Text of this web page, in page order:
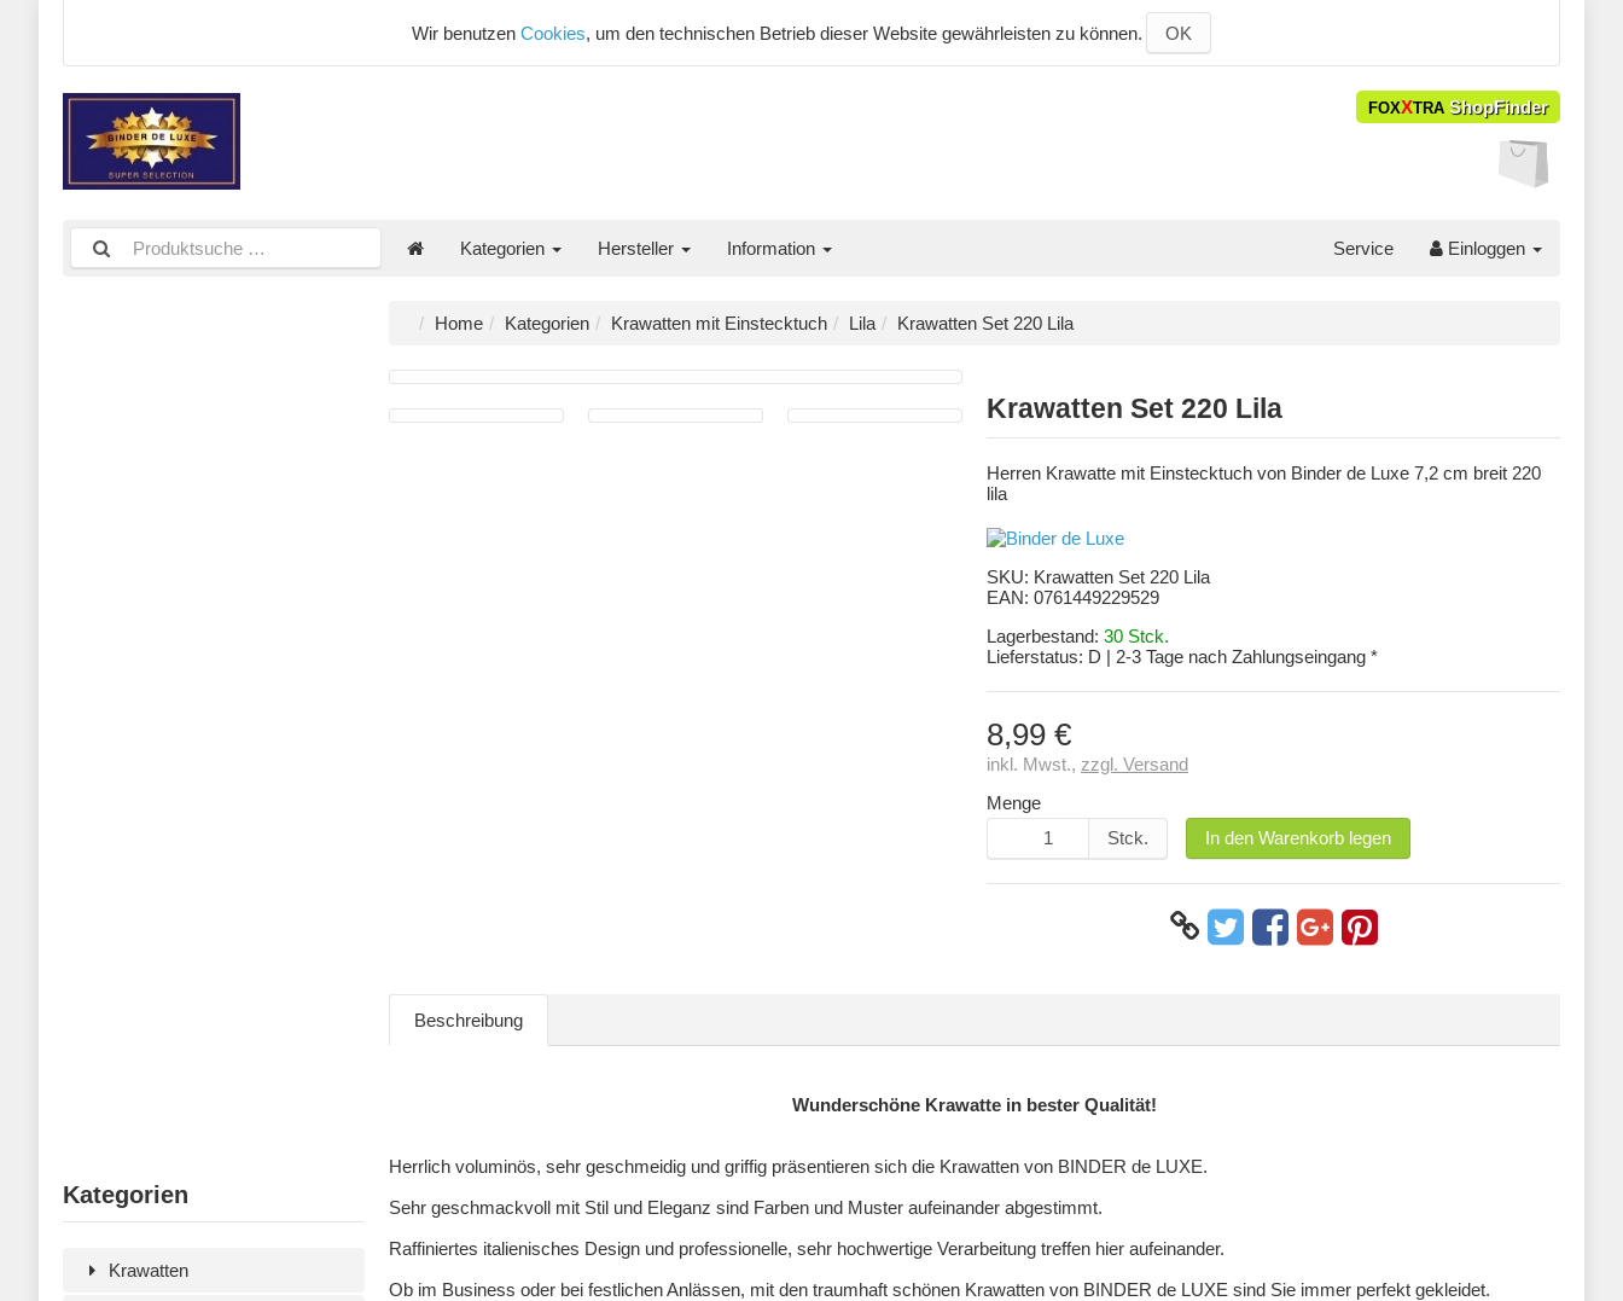
Wir benutzen Cookies, um den technischen Betrieb dieser Website gewährleisten zu können. OK
FOXXTRA ShopFinder
Kategorien Hersteller Information Service Einloggen
Kategorien
Krawatten
Home Kategorien Krawatten mit Einstecktuch Lila Krawatten Set 220 Lila
Krawatten Set 220 Lila
Herren Krawatte mit Einstecktuch von Binder de Luxe 7,2 cm breit 220
lila
SKU: Krawatten Set 220 Lila
EAN: 0761449229529
Lagerbestand: 30 Stck.
Lieferstatus: D | 2-3 Tage nach Zahlungseingang *
8,99 €
inkl. Mwst., zzgl. Versand
Menge
Stck.
In den Warenkorb legen
Beschreibung
Wunderschöne Krawatte in bester Qualität!
Herrlich voluminös, sehr geschmeidig und griffig präsentieren sich die Krawatten von BINDER de LUXE.
Sehr geschmackvoll mit Stil und Eleganz sind Farben und Muster aufeinander abgestimmt.
Raffiniertes italienisches Design und professionelle, sehr hochwertige Verarbeitung treffen hier aufeinander.
Ob im Business oder bei festlichen Anlässen, mit den traumhaft schönen Krawatten von BINDER de LUXE sind Sie immer perfekt gekleidet.